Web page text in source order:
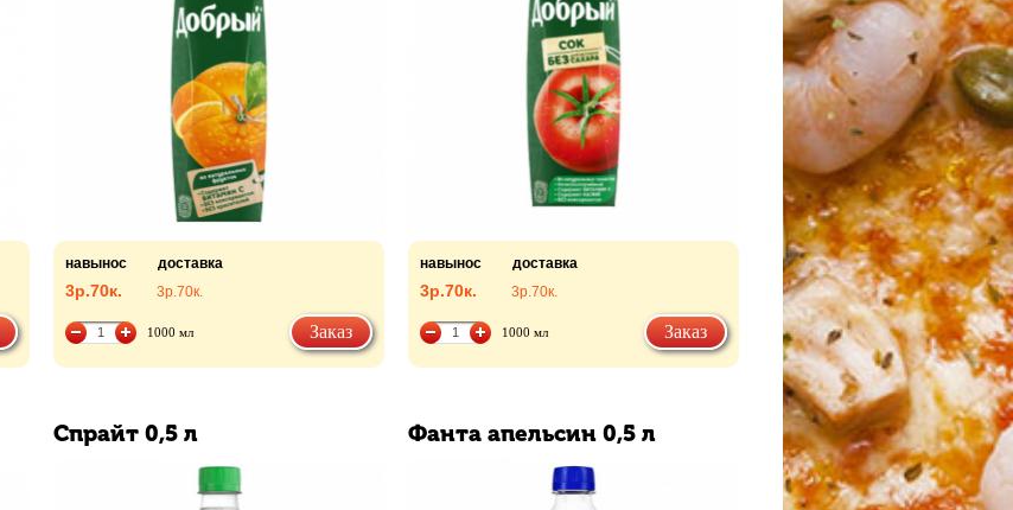
навынос доставка
3р.70к. 3р.70к.
1000 мл Заказ
навынос доставка
3р.70к. 3р.70к.
1000 мл Заказ
Спрайт 0,5 л Фанта апельсин 0,5 л